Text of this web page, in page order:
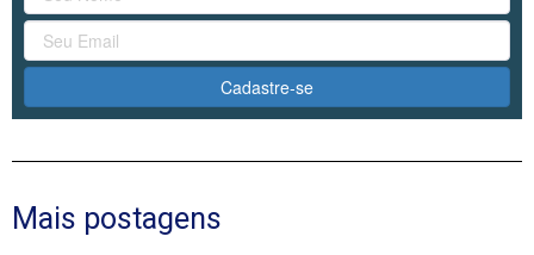
Cadastre-se
Mais postagens